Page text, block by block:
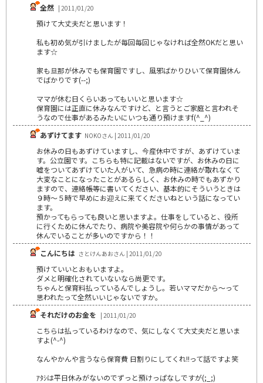
全然 | 2011/01/20
預けて大丈夫だと思います！
私も初め気が引けましたが毎回毎回じゃなければ全然OKだと思い
ます☆
家も旦那が休みでも保育園ですし、風邪ばかりひいて保育園休ん
でばかりです(--;)
ママが休む日くらいあってもいいと思います☆
保育園には正直に休みなんですけど、と言うとご家庭と言われそ
うなので仕事があるみたいにいつも通り預けますf(^_^)
あずけてます NOKOさん | 2011/01/20
お休みの日もあずけていますし、今産休中ですが、あずけていま
す。公立園です。こちらも特に記載はないですが、お休みの日に
嘘をついてあずけていた人がいて、急病の時に連絡が取れなくて
大変なことになったことがあるらしく、お休みの時でもあずかり
ますので、連絡帳等に書いてください、基本的にそういうときは
９時～５時で早めにお迎えに来てくださいねという話になってい
ます。
預かってもらっても良いと思いますよ。仕事をしていると、役所
に行くために休んでたり、病院や美容院や何らかの事情があって
休んでいることが多いのですから！！
こんにちは さとけんあおさん | 2011/01/20
預けていいとおもいますよ。
ダメと明確化されていないなら尚更です。
ちゃんと保育料払っているんでしょうし。若いママだから～って
思われたって全然いいじゃないですか。
それだけのお金を | 2011/01/20
こちらは払っているわけなので、気にしなくて大丈夫だと思いま
すよ(^-^)
なんやかんや言うなら保育費 日割りにしてくれ!!って話ですよ笑
ｱﾀｼは平日休みがないのでずっと預けっぱなしですが(;_;)